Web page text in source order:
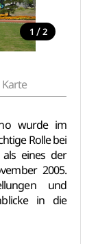
1 / 2
Karte
wurde im
Rolle bei
als eines der
2005.
und
in die